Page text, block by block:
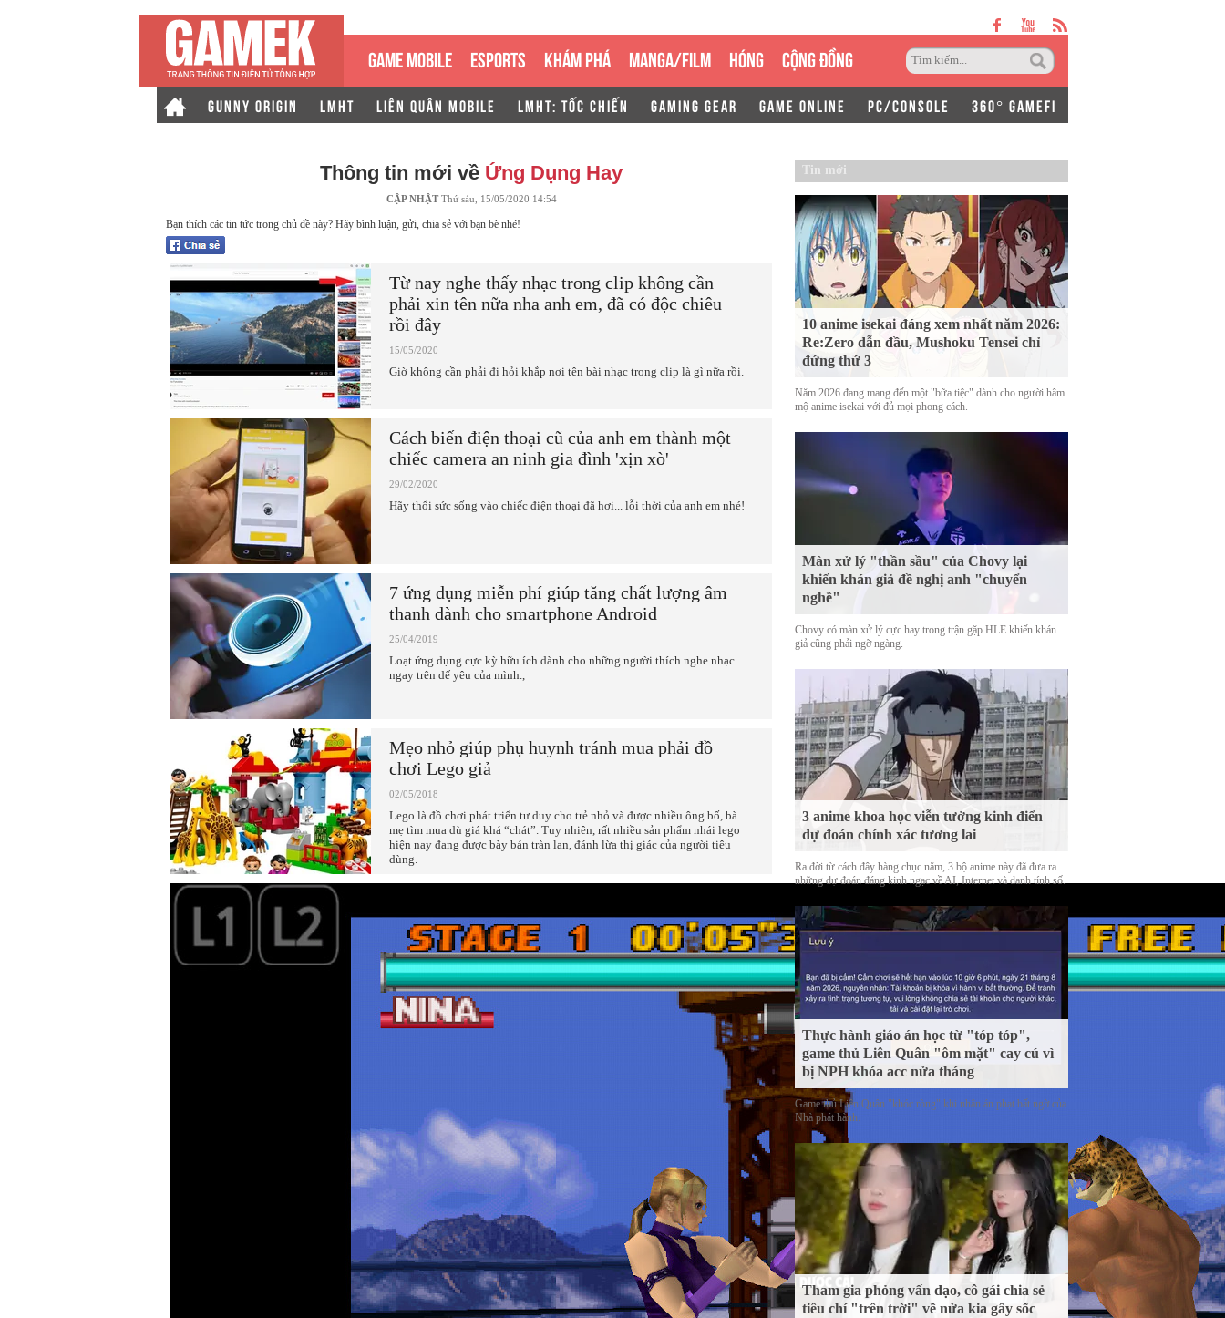
GAME MOBILE ESPORTS KHÁM PHÁ MANGA/FILM HÓNG CỘNG ĐỒNG
GUNNY ORIGIN LMHT LIÊN QUÂN MOBILE LMHT: TỐC CHIẾN GAMING GEAR GAME ONLINE PC/CONSOLE 360° GAMEFI
Thông tin mới về Ứng Dụng Hay
CẬP NHẬTThứ sáu, 15/05/2020 14:54
Bạn thích các tin tức trong chủ đề này? Hãy bình luận, gửi, chia sẻ với bạn bè nhé!
Từ nay nghe thấy nhạc trong clip không cần
phải xin tên nữa nha anh em, đã có độc chiêu
rồi đây
15/05/2020
Giờ không cần phải đi hỏi khắp nơi tên bài nhạc trong clip là gì nữa rồi.
Cách biến điện thoại cũ của anh em thành một
chiếc camera an ninh gia đình 'xịn xò'
29/02/2020
Hãy thổi sức sống vào chiếc điện thoại đã hơi... lỗi thời của anh em nhé!
7 ứng dụng miễn phí giúp tăng chất lượng âm
thanh dành cho smartphone Android
25/04/2019
Loạt ứng dụng cực kỳ hữu ích dành cho những người thích nghe nhạc
ngay trên dế yêu của mình.,
Mẹo nhỏ giúp phụ huynh tránh mua phải đồ
chơi Lego giả
02/05/2018
Lego là đồ chơi phát triển tư duy cho trẻ nhỏ và được nhiều ông bố, bà
mẹ tìm mua dù giá khá “chát”. Tuy nhiên, rất nhiều sản phẩm nhái lego
hiện nay đang được bày bán tràn lan, đánh lừa thị giác của người tiêu
dùng.
Tin mới
10 anime isekai đáng xem nhất năm 2026:
Re:Zero dẫn đầu, Mushoku Tensei chỉ
đứng thứ 3
Năm 2026 đang mang đến một "bữa tiệc" dành cho người hâm
mộ anime isekai với đủ mọi phong cách.
Màn xử lý "thần sầu" của Chovy lại
khiến khán giả đề nghị anh "chuyển
nghề"
Chovy có màn xử lý cực hay trong trận gặp HLE khiến khán
giả cũng phải ngỡ ngàng.
3 anime khoa học viễn tưởng kinh điển
dự đoán chính xác tương lai
Ra đời từ cách đây hàng chục năm, 3 bộ anime này đã đưa ra
những dự đoán đáng kinh ngạc về AI, Internet và danh tính số.
Thực hành giáo án học từ "tóp tóp",
game thủ Liên Quân "ôm mặt" cay cú vì
bị NPH khóa acc nửa tháng
Game thủ Liên Quân "khóc ròng" khi nhận án phạt bất ngờ của
Nhà phát hành.
Tham gia phỏng vấn dạo, cô gái chia sẻ
tiêu chí "trên trời" về nửa kia gây sốc